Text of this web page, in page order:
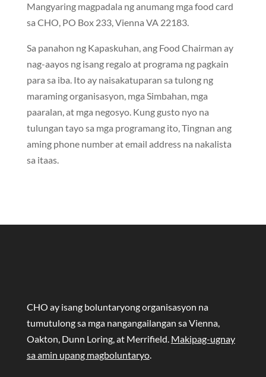
Mangyaring magpadala ng anumang mga food card
sa CHO, PO Box 233, Vienna VA 22183.
Sa panahon ng Kapaskuhan, ang Food Chairman ay
nag-aayos ng isang regalo at programa ng pagkain
para sa iba. Ito ay naisakatuparan sa tulong ng
maraming organisasyon, mga Simbahan, mga
paaralan, at mga negosyo. Kung gusto nyo na
tulungan tayo sa mga programang ito, Tingnan ang
aming phone number at email address na nakalista
sa itaas.
CHO ay isang boluntaryong organisasyon na
tumutulong sa mga nangangailangan sa Vienna,
Oakton, Dunn Loring, at Merrifield. Makipag-ugnay
sa amin upang magboluntaryo.